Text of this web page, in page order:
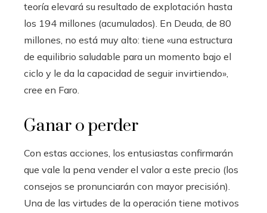
teoría elevará su resultado de explotación hasta
los 194 millones (acumulados). En Deuda, de 80
millones, no está muy alto: tiene «una estructura
de equilibrio saludable para un momento bajo el
ciclo y le da la capacidad de seguir invirtiendo»,
cree en Faro.
Ganar o perder
Con estas acciones, los entusiastas confirmarán
que vale la pena vender el valor a este precio (los
consejos se pronunciarán con mayor precisión).
Una de las virtudes de la operación tiene motivos